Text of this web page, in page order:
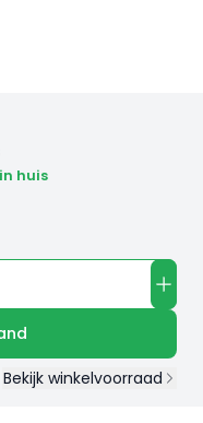
huis
Bekijk winkelvoorraad